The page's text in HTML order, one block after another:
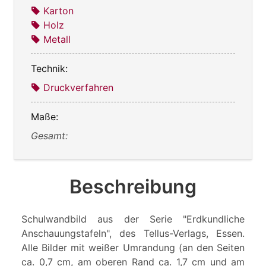
Karton
Holz
Metall
Technik:
Druckverfahren
Maße:
Gesamt:
Beschreibung
Schulwandbild aus der Serie "Erdkundliche
Anschauungstafeln", des Tellus-Verlags, Essen.
Alle Bilder mit weißer Umrandung (an den Seiten
ca. 0,7 cm, am oberen Rand ca. 1,7 cm und am